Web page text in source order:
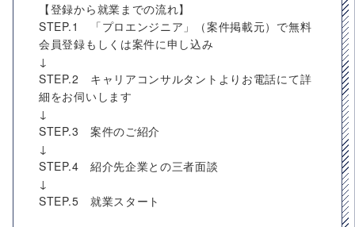
【登録から就業までの流れ】
STEP.1 「プロエンジニア」（案件掲載元）で無料
会員登録もしくは案件に申し込み
↓
STEP.2 キャリアコンサルタントよりお電話にて詳
細をお伺いします
↓
STEP.3 案件のご紹介
↓
STEP.4 紹介先企業との三者面談
↓
STEP.5 就業スタート